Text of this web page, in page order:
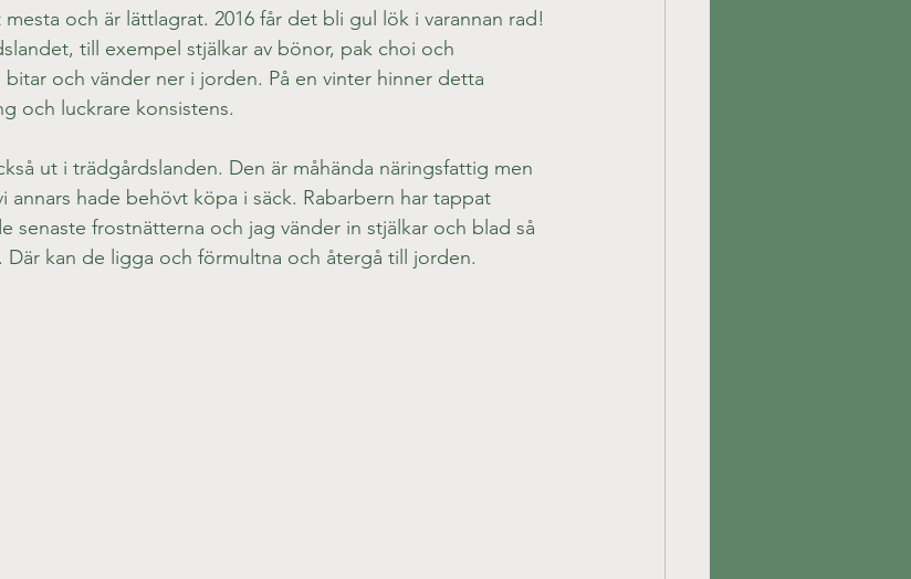
och är lättlagrat. 2016 får det bli gul lök i varannan rad!
till exempel stjälkar av bönor, pak choi och
och vänder ner i jorden. På en vinter hinner detta
och luckrare konsistens.
ut i trädgårdslanden. Den är måhända näringsfattig men
annars hade behövt köpa i säck. Rabarbern har tappat
senaste frostnätterna och jag vänder in stjälkar och blad så
Där kan de ligga och förmultna och återgå till jorden.